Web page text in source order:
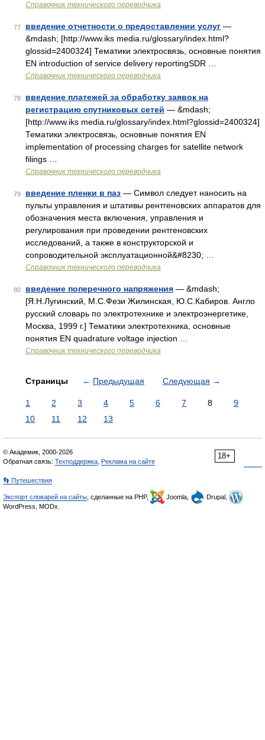
Справочник технического переводчика
77 введение отчетности о предоставлении услуг —
&mdash; [http://www.iks media.ru/glossary/index.html?
glossid=2400324] Тематики электросвязь, основные понятия
EN introduction of service delivery reportingSDR …
Справочник технического переводчика
78
введение платежей за обработку заявок на
регистрацию спутниковых сетей — &mdash;
[http://www.iks media.ru/glossary/index.html?glossid=2400324]
Тематики электросвязь, основные понятия EN
implementation of processing charges for satellite network
filings …
Справочник технического переводчика
79 введение пленки в паз — Символ следует наносить на
пульты управления и штативы рентгеновских аппаратов для
обозначения места включения, управления и
регулирования при проведении рентгеновских
исследований, а также в конструкторской и
сопроводительной эксплуатационной&#8230; …
Справочник технического переводчика
80 введение поперечного напряжения — &mdash;
[Я.Н.Лугинский, М.С.Фези Жилинская, Ю.С.Кабиров. Англо
русский словарь по электротехнике и электроэнергетике,
Москва, 1999 г.] Тематики электротехника, основные
понятия EN quadrature voltage injection …
Справочник технического переводчика
Страницы ← Предыдущая Следующая →
1 2 3 4 5 6 7 8
9
10
11 12 13
18+
© Академик, 2000-2026
Обратная связь: Техподдержка Реклама на сайте
👣 Путешествия
Экспорт словарей на сайты , сделанные на PHP, Joomla,
Drupal,
WordPress, MODx.